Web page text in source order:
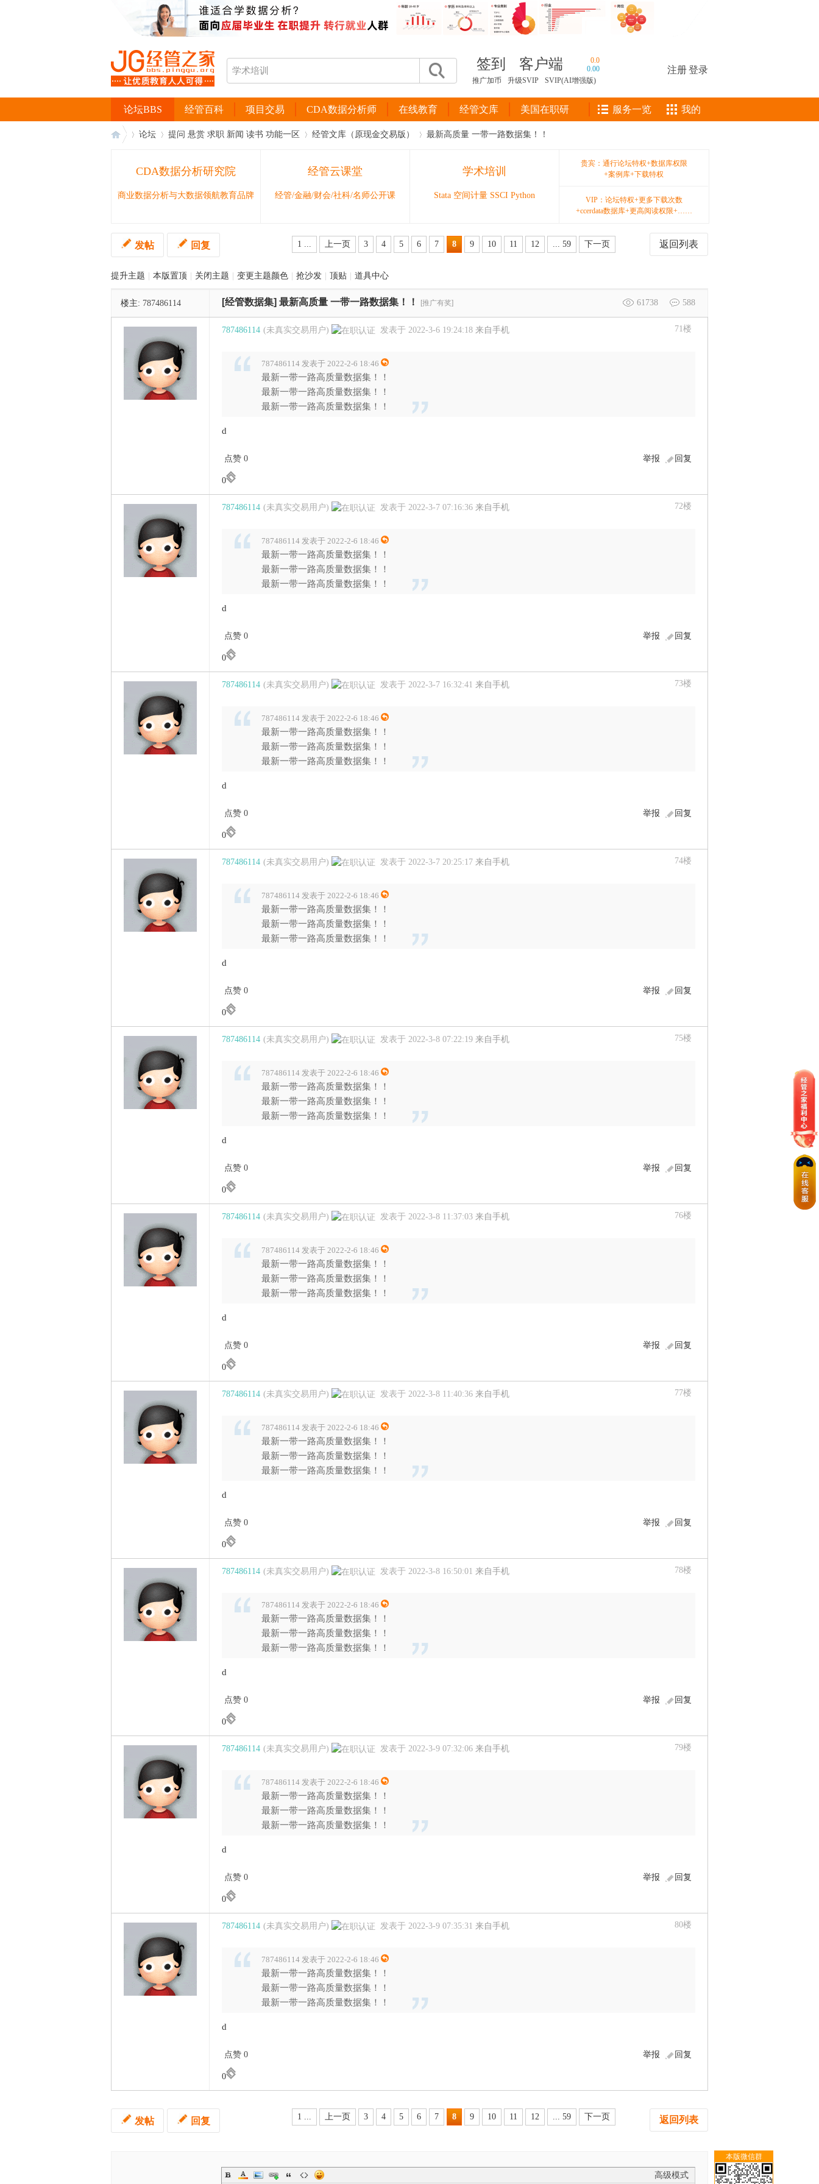
签到 客户端
0.0
0.00
推广加币
升级SVIP SVIP(AI增强版)
注册登录
经管百科 项目交易 CDA数据分析师 在线教育 经管文库 美国在职研
论坛BBS 服务一览 我的
论坛 提问 悬赏 求职 新闻 读书 功能一区 经管文库（原现金交易版） 最新高质量 一带一路数据集！！
CDA数据分析研究院
商业数据分析与大数据领航教育品牌
经管云课堂
经管/金融/财会/社科/名师公开课
学术培训
Stata 空间计量 SSCI Python
贵宾：通行论坛特权+数据库权限
+案例库+下载特权
VIP：论坛特权+更多下载次数
+ccerdata数据库+更高阅读权限+……
返回列表
1 ... 上一页 3 4 5 6 7 8 9 10 11 12 ... 59 下一页
发帖 回复
提升主题 本版置顶 关闭主题 变更主题颜色 抢沙发 顶贴 道具中心
楼主: 787486114 61738 588
[经管数据集] 最新高质量 一带一路数据集！！ [推广有奖]
71楼
787486114 (未真实交易用户) 发表于 2022-3-6 19:24:18 来自手机
787486114 发表于 2022-2-6 18:46
最新一带一路高质量数据集！！
最新一带一路高质量数据集！！
最新一带一路高质量数据集！！
d
回复
举报
点赞 0
0
72楼
787486114 (未真实交易用户) 发表于 2022-3-7 07:16:36 来自手机
787486114 发表于 2022-2-6 18:46
最新一带一路高质量数据集！！
最新一带一路高质量数据集！！
最新一带一路高质量数据集！！
d
回复
举报
点赞 0
0
73楼
787486114 (未真实交易用户) 发表于 2022-3-7 16:32:41 来自手机
787486114 发表于 2022-2-6 18:46
最新一带一路高质量数据集！！
最新一带一路高质量数据集！！
最新一带一路高质量数据集！！
d
回复
举报
点赞 0
0
74楼
787486114 (未真实交易用户) 发表于 2022-3-7 20:25:17 来自手机
787486114 发表于 2022-2-6 18:46
最新一带一路高质量数据集！！
最新一带一路高质量数据集！！
最新一带一路高质量数据集！！
d
回复
举报
点赞 0
0
75楼
787486114 (未真实交易用户) 发表于 2022-3-8 07:22:19 来自手机
787486114 发表于 2022-2-6 18:46
最新一带一路高质量数据集！！
最新一带一路高质量数据集！！
最新一带一路高质量数据集！！
d
回复
举报
点赞 0
0
76楼
787486114 (未真实交易用户) 发表于 2022-3-8 11:37:03 来自手机
787486114 发表于 2022-2-6 18:46
最新一带一路高质量数据集！！
最新一带一路高质量数据集！！
最新一带一路高质量数据集！！
d
回复
举报
点赞 0
0
77楼
787486114 (未真实交易用户) 发表于 2022-3-8 11:40:36 来自手机
787486114 发表于 2022-2-6 18:46
最新一带一路高质量数据集！！
最新一带一路高质量数据集！！
最新一带一路高质量数据集！！
d
回复
举报
点赞 0
0
78楼
787486114 (未真实交易用户) 发表于 2022-3-8 16:50:01 来自手机
787486114 发表于 2022-2-6 18:46
最新一带一路高质量数据集！！
最新一带一路高质量数据集！！
最新一带一路高质量数据集！！
d
回复
举报
点赞 0
0
79楼
787486114 (未真实交易用户) 发表于 2022-3-9 07:32:06 来自手机
787486114 发表于 2022-2-6 18:46
最新一带一路高质量数据集！！
最新一带一路高质量数据集！！
最新一带一路高质量数据集！！
d
回复
举报
点赞 0
0
80楼
787486114 (未真实交易用户) 发表于 2022-3-9 07:35:31 来自手机
787486114 发表于 2022-2-6 18:46
最新一带一路高质量数据集！！
最新一带一路高质量数据集！！
最新一带一路高质量数据集！！
d
回复
举报
点赞 0
0
返回列表
1 ... 上一页 3 4 5 6 7 8 9 10 11 12 ... 59 下一页
发帖 回复
高级模式
本版微信群